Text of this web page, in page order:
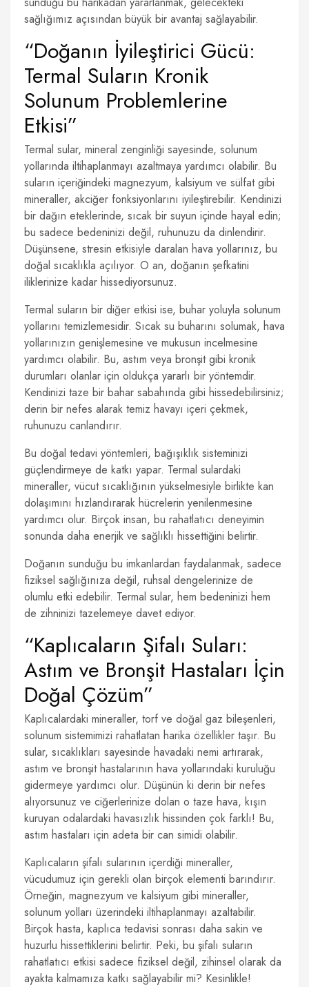
sağlığımız açısından büyük bir avantaj sağlayabilir.
“Doğanın İyileştirici Gücü:
Termal Suların Kronik
Solunum Problemlerine
Etkisi”
Termal sular, mineral zenginliği sayesinde, solunum
yollarında iltihaplanmayı azaltmaya yardımcı olabilir. Bu
suların içeriğindeki magnezyum, kalsiyum ve sülfat gibi
mineraller, akciğer fonksiyonlarını iyileştirebilir. Kendinizi
bir dağın eteklerinde, sıcak bir suyun içinde hayal edin;
bu sadece bedeninizi değil, ruhunuzu da dinlendirir.
Düşünsene, stresin etkisiyle daralan hava yollarınız, bu
doğal sıcaklıkla açılıyor. O an, doğanın şefkatini
iliklerinize kadar hissediyorsunuz.
Termal suların bir diğer etkisi ise, buhar yoluyla solunum
yollarını temizlemesidir. Sıcak su buharını solumak, hava
yollarınızın genişlemesine ve mukusun incelmesine
yardımcı olabilir. Bu, astım veya bronşit gibi kronik
durumları olanlar için oldukça yararlı bir yöntemdir.
Kendinizi taze bir bahar sabahında gibi hissedebilirsiniz;
derin bir nefes alarak temiz havayı içeri çekmek,
ruhunuzu canlandırır.
Bu doğal tedavi yöntemleri, bağışıklık sisteminizi
güçlendirmeye de katkı yapar. Termal sulardaki
mineraller, vücut sıcaklığının yükselmesiyle birlikte kan
dolaşımını hızlandırarak hücrelerin yenilenmesine
yardımcı olur. Birçok insan, bu rahatlatıcı deneyimin
sonunda daha enerjik ve sağlıklı hissettiğini belirtir.
Doğanın sunduğu bu imkanlardan faydalanmak, sadece
fiziksel sağlığınıza değil, ruhsal dengelerinize de
olumlu etki edebilir. Termal sular, hem bedeninizi hem
de zihninizi tazelemeye davet ediyor.
“Kaplıcaların Şifalı Suları:
Astım ve Bronşit Hastaları İçin
Doğal Çözüm”
Kaplıcalardaki mineraller, torf ve doğal gaz bileşenleri,
solunum sistemimizi rahatlatan harika özellikler taşır. Bu
sular, sıcaklıkları sayesinde havadaki nemi artırarak,
astım ve bronşit hastalarının hava yollarındaki kuruluğu
gidermeye yardımcı olur. Düşünün ki derin bir nefes
alıyorsunuz ve ciğerlerinize dolan o taze hava, kışın
kuruyan odalardaki havasızlık hissinden çok farklı! Bu,
astım hastaları için adeta bir can simidi olabilir.
Kaplıcaların şifalı sularının içerdiği mineraller,
vücudumuz için gerekli olan birçok elementi barındırır.
Örneğin, magnezyum ve kalsiyum gibi mineraller,
solunum yolları üzerindeki iltihaplanmayı azaltabilir.
Birçok hasta, kaplıca tedavisi sonrası daha sakin ve
huzurlu hissettiklerini belirtir. Peki, bu şifalı suların
rahatlatıcı etkisi sadece fiziksel değil, zihinsel olarak da
ayakta kalmamıza katkı sağlayabilir mi? Kesinlikle!